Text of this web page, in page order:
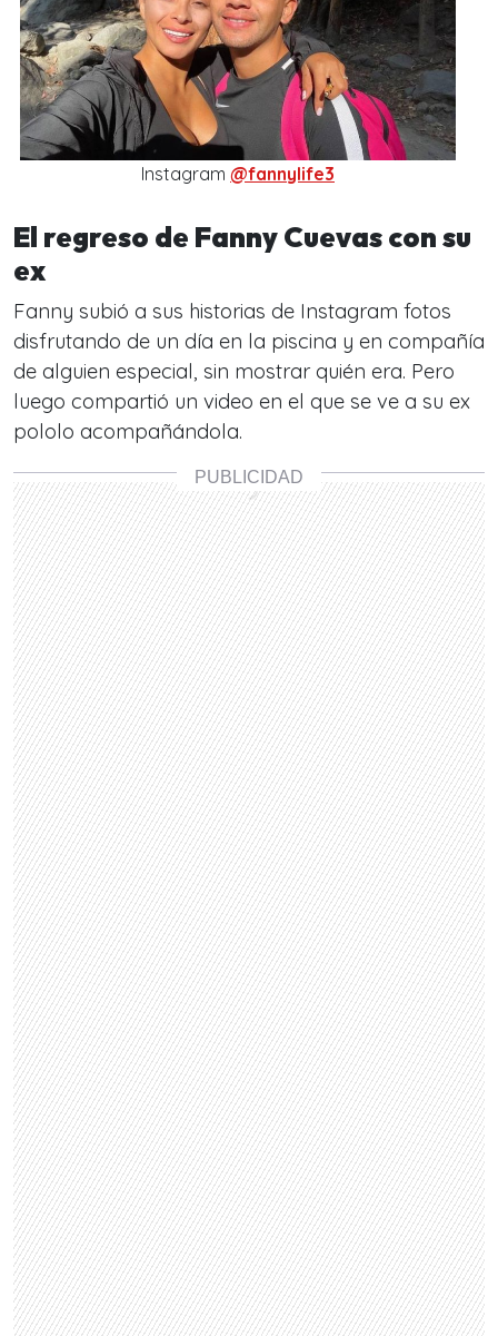
Instagram @fannylife3
El regreso de Fanny Cuevas con su
ex
Fanny subió a sus historias de Instagram fotos
disfrutando de un día en la piscina y en compañía
de alguien especial, sin mostrar quién era. Pero
luego compartió un video en el que se ve a su ex
pololo acompañándola.